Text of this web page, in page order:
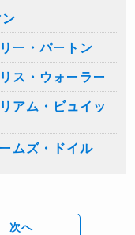
ー・パートン
ス・ウォーラー
アム・ビュイッ
ムズ・ドイル
次へ